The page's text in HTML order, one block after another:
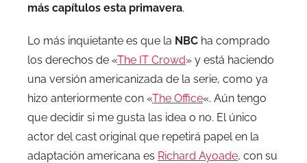
más capítulos esta primavera.
Lo más inquietante es que la NBC ha comprado
los derechos de «The IT Crowd» y está haciendo
una versión americanizada de la serie, como ya
hizo anteriormente con «The Office«. Aún tengo
que decidir si me gusta las idea o no. El único
actor del cast original que repetirá papel en la
adaptación americana es Richard Ayoade, con su